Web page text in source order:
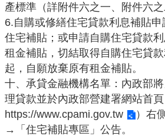
網
站
安
全
政
策
政
產標準（詳附件六之一、附件六之
6.自購或修繕住宅貸款利息補貼
住宅補貼；或申請自購住宅貸款
租金補貼，切結取得自購住宅貸
起，自願放棄原有租金補貼。
十、承貸金融機構名單：內政部
理貸款並於內政部營建署網站首頁
https://www.cpami.gov.tw
）右
→「住宅補貼專區」公告。